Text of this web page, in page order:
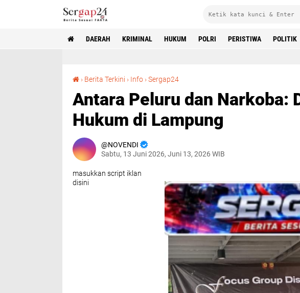
DAERAH KRIMINAL HUKUM POLRI PERISTIWA POLITIK
› Berita Terkini › Info ›Sergap24
Antara Peluru dan Narkoba:
Hukum di Lampung
NOVENDI
Sabtu, 13 Juni 2026, Juni 13, 2026 WIB
masukkan script iklan
disini